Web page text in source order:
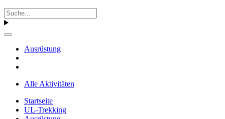
Ausrüstung
Alle Aktivitäten
Startseite
UL-Trekking